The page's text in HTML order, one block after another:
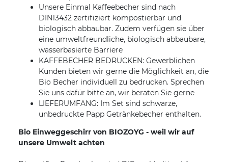
Unsere Einmal Kaffeebecher sind nach
DIN13432 zertifiziert kompostierbar und
biologisch abbaubar. Zudem verfügen sie über
eine umweltfreundliche, biologisch abbaubare,
wasserbasierte Barriere
KAFFEBECHER BEDRUCKEN: Gewerblichen
Kunden bieten wir gerne die Möglichkeit an, die
Bio Becher individuell zu bedrucken. Sprechen
Sie uns dafür bitte an, wir beraten Sie gerne
LIEFERUMFANG: Im Set sind schwarze,
unbedruckte Papp Getränkebecher enthalten.
Bio Einweggeschirr von BIOZOYG - weil wir auf
unsere Umwelt achten